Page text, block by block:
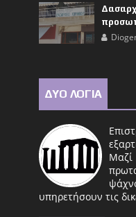
ΔΥΟ ΛΟΓΙΑ
υπηρετήσουν τις